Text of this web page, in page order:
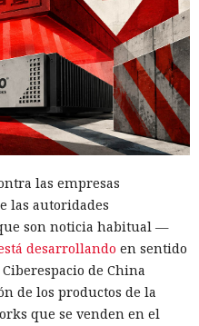
las empresas
las autoridades
son noticia habitual —
desarrollando en sentido
de China
de los productos de la
que se venden en el